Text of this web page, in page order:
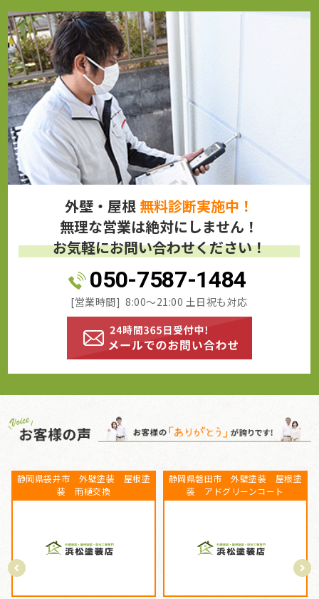
外壁・屋根 無料診断実施中！
無理な営業は絶対にしません！
お気軽にお問い合わせください！
050-7587-1484
[営業時間] 8:00～21:00 土日祝も対応
ベランダFRP防水工事、屋根カバー
工事、外壁塗装、庇補修工事 静
岡県盤田市 K様
静岡県磐田市 外壁塗装、屋根塗
装 プレミアムシリコン